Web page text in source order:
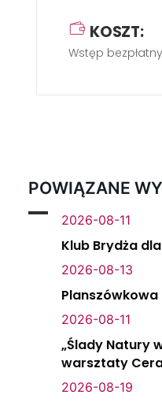
KOSZT:
Wstęp bezpłatny
POWIĄZANE
2026-08-11
Klub Brydża
2026-08-13
Planszówkowa
2026-08-11
„Ślady Natury
warsztaty
2026-08-19